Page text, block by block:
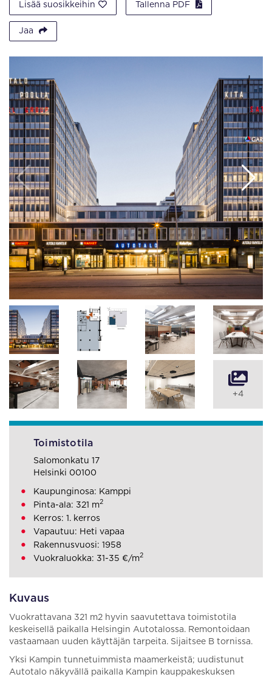
Lisää suosikkeihin Tallenna PDF
Jaa
Kuvaus
Vuokrattavana 321 m2 hyvin saavutettava toimistotila
keskeisellä paikalla Helsingin Autotalossa. Remontoidaan
vastaamaan uuden käyttäjän tarpeita. Sijaitsee B tornissa.
Yksi Kampin tunnetuimmista maamerkeistä; uudistunut
Autotalo näkyvällä paikalla Kampin kauppakeskuksen
+4
Toimistotila
Salomonkatu 17
Helsinki 00100
Kaupunginosa: Kamppi
Pinta-ala: 321 m2
Kerros: 1. kerros
Vapautuu: Heti vapaa
Rakennusvuosi: 1958
Vuokraluokka: 31-35 €/m2